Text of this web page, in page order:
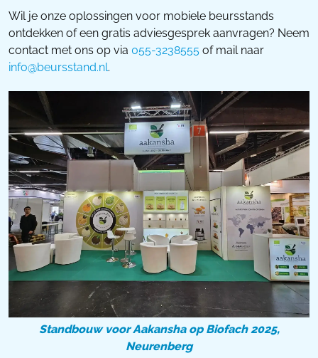
Wil je onze oplossingen voor mobiele beursstands
ontdekken of een gratis adviesgesprek aanvragen? Neem
contact met ons op via 055-3238555 of mail naar
info@beursstand.nl.
Standbouw voor Aakansha op Biofach 2025,
Neurenberg